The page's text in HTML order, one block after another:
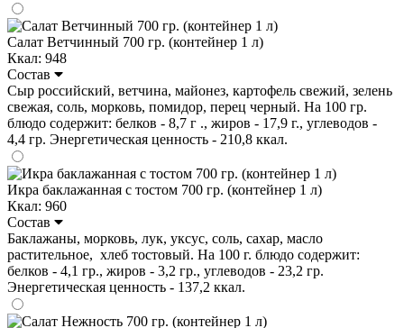
Салат Ветчинный 700 гр. (контейнер 1 л)
Ккал: 948
Состав
Сыр российский, ветчина, майонез, картофель свежий, зелень
свежая, соль, морковь, помидор, перец черный. На 100 гр.
блюдо содержит: белков - 8,7 г ., жиров - 17,9 г., углеводов -
4,4 гр. Энергетическая ценность - 210,8 ккал.
Икра баклажанная с тостом 700 гр. (контейнер 1 л)
Ккал: 960
Состав
Баклажаны, морковь, лук, уксус, соль, сахар, масло
растительное, хлеб тостовый. На 100 г. блюдо содержит:
белков - 4,1 гр., жиров - 3,2 гр., углеводов - 23,2 гр.
Энергетическая ценность - 137,2 ккал.